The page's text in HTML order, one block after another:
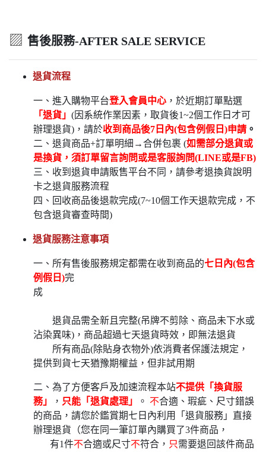
▨ 售後服務-AFTER SALE SERVICE
退貨流程
一、進入購物平台登入會員中心 ，於近期訂單點選
「退貨」 (因系統作業因素，取貨後1~2個工作日才可
辦理退貨)，請於收到商品後7日內(包含例假日)申請 。
二、退貨商品+訂單明細→合併包裹 (如需部分退貨或
是換貨，須訂單留言詢問或是客服詢問(LINE或是FB)
三、收到退貨申請販售平台不同，請參考退換貨說明
卡之退貨服務流程
四、回收商品後退款完成(7~10個工作天退款完成，不
包含退貨審查時間)
退貨服務注意事項
一、所有售後服務規定都需在收到商品的七日內(包含
例假日)完
成
退貨品需全新且完整(吊牌不剪除、商品未下水或
沾染異味)，商品超過七天退貨時效，即無法退貨
所有商品(除貼身衣物外)依消費者保護法規定，
提供到貨七天猶豫期權益，但非試用期
二、為了方便客戶及加速流程本站不提供「換貨服
務」
， 只能「退貨處理」 。 不合適、瑕疵、尺寸錯誤
的商品，請您於鑑賞期七日內利用「退貨服務」直接
辦理退貨（您在同一筆訂單內購買了3件商品，
有1件不合適或尺寸不符合， 只需要退回該件商品